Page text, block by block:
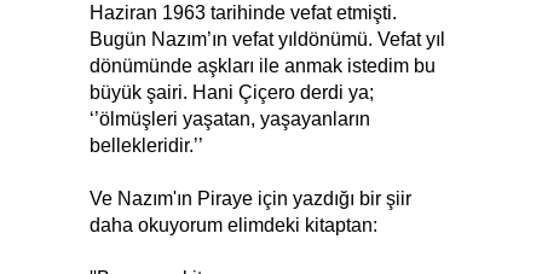
Haziran 1963 tarihinde vefat etmişti.
Bugün Nazım’ın vefat yıldönümü. Vefat yıl
dönümünde aşkları ile anmak istedim bu
büyük şairi. Hani Çiçero derdi ya;
‘’ölmüşleri yaşatan, yaşayanların
bellekleridir.’’
Ve Nazım'ın Piraye için yazdığı bir şiir
daha okuyorum elimdeki kitaptan: